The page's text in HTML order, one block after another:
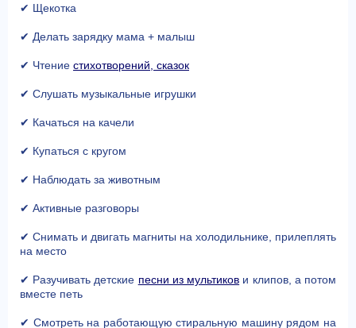
✔ Щекотка
✔ Делать зарядку мама + малыш
✔ Чтение стихотворений, сказок
✔ Слушать музыкальные игрушки
✔ Качаться на качели
✔ Купаться с кругом
✔ Наблюдать за животным
✔ Активные разговоры
✔ Снимать и двигать магниты на холодильнике, прилеплять
на место
✔ Разучивать детские песни из мультиков и клипов, а потом
вместе петь
✔ Смотреть на работающую стиральную машину рядом на